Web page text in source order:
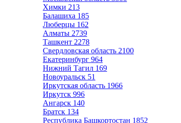
Химки 213
Балашиха 185
Люберцы 162
Алматы 2739
Ташкент 2278
Свердловская область 2100
Екатеринбург 964
Нижний Тагил 169
Новоуральск 51
Иркутская область 1966
Иркутск 996
Ангарск 140
Братск 134
Республика Башкортостан 1852